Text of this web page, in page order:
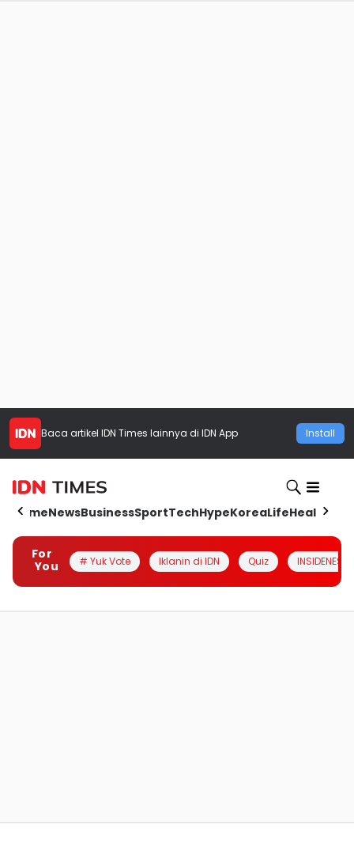
Baca artikel IDN Times lainnya di IDN App Install
HomeNewsBusinessSportTechHypeKoreaLifeHealth
For
You
# Yuk Vote Iklanin di IDN Quiz INSIDENESIA